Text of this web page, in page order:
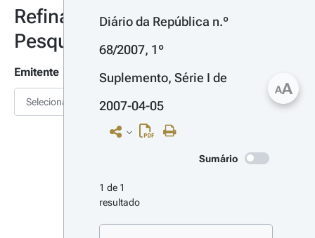
Refinar
Pesquisa
Emitente
Selecionar
Diário da República n.º
68/2007, 1º
Suplemento, Série I de
2007-04-05
Sumário
1 de 1
resultado
AA